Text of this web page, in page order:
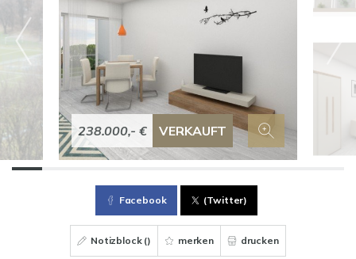
238.000,- € VERKAUFT
Facebook (Twitter)
Notizblock () merken drucken